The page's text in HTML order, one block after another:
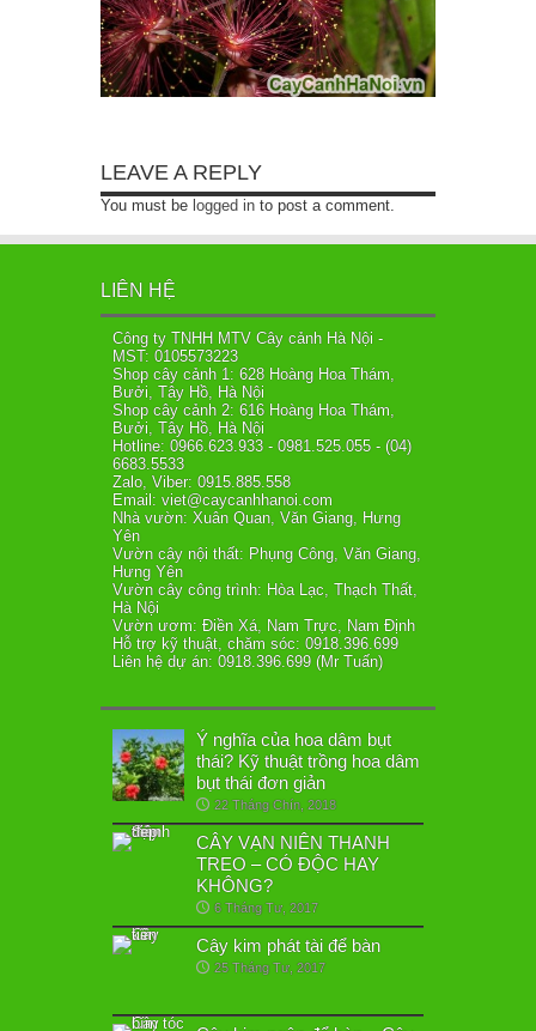
LEAVE A REPLY
You must be logged in to post a comment.
LIÊN HỆ
Công ty TNHH MTV Cây cảnh Hà Nội -
MST: 0105573223
Shop cây cảnh 1: 628 Hoàng Hoa Thám,
Bưởi, Tây Hồ, Hà Nội
Shop cây cảnh 2: 616 Hoàng Hoa Thám,
Bưởi, Tây Hồ, Hà Nội
Hotline: 0966.623.933 - 0981.525.055 - (04)
6683.5533
Zalo, Viber: 0915.885.558
Email: viet@caycanhhanoi.com
Nhà vườn: Xuân Quan, Văn Giang, Hưng
Yên
Vườn cây nội thất: Phụng Công, Văn Giang,
Hưng Yên
Vườn cây công trình: Hòa Lạc, Thạch Thất,
Hà Nội
Vườn ươm: Điền Xá, Nam Trực, Nam Định
Hỗ trợ kỹ thuật, chăm sóc: 0918.396.699
Liên hệ dự án: 0918.396.699 (Mr Tuấn)
Ý nghĩa của hoa dâm bụt
thái? Kỹ thuật trồng hoa dâm
bụt thái đơn giản
22 Tháng Chín, 2018
CÂY VẠN NIÊN THANH
TREO – CÓ ĐỘC HAY
KHÔNG?
6 Tháng Tư, 2017
Cây kim phát tài để bàn
25 Tháng Tư, 2017